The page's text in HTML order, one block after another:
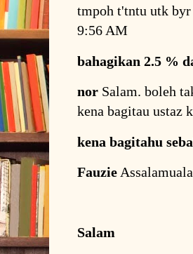
tmpoh t'tntu utk
9:56 AM
bahagikan 2.5 %
nor Salam. boleh
kena bagitau ustaz
kena bagitahu
Fauzie
Salam